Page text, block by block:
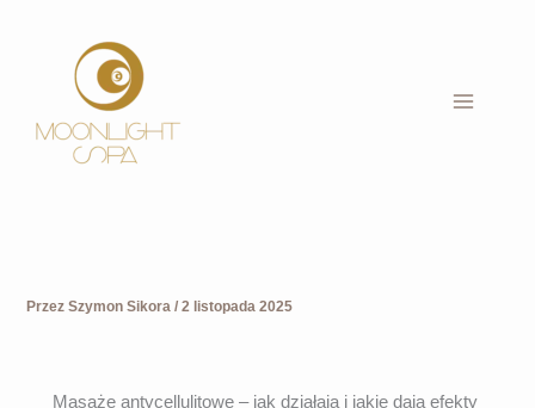
PrzezSzymon Sikora/2 listopada 2025
Masaże antycellulitowe – jak działają i jakie dają efekty